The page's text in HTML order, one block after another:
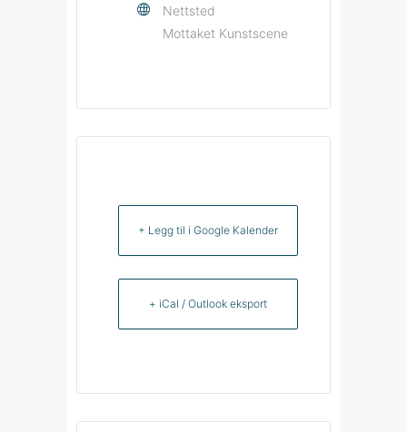
Nettsted
Mottaket Kunstscene
+ Legg til i Google Kalender
+ iCal / Outlook eksport